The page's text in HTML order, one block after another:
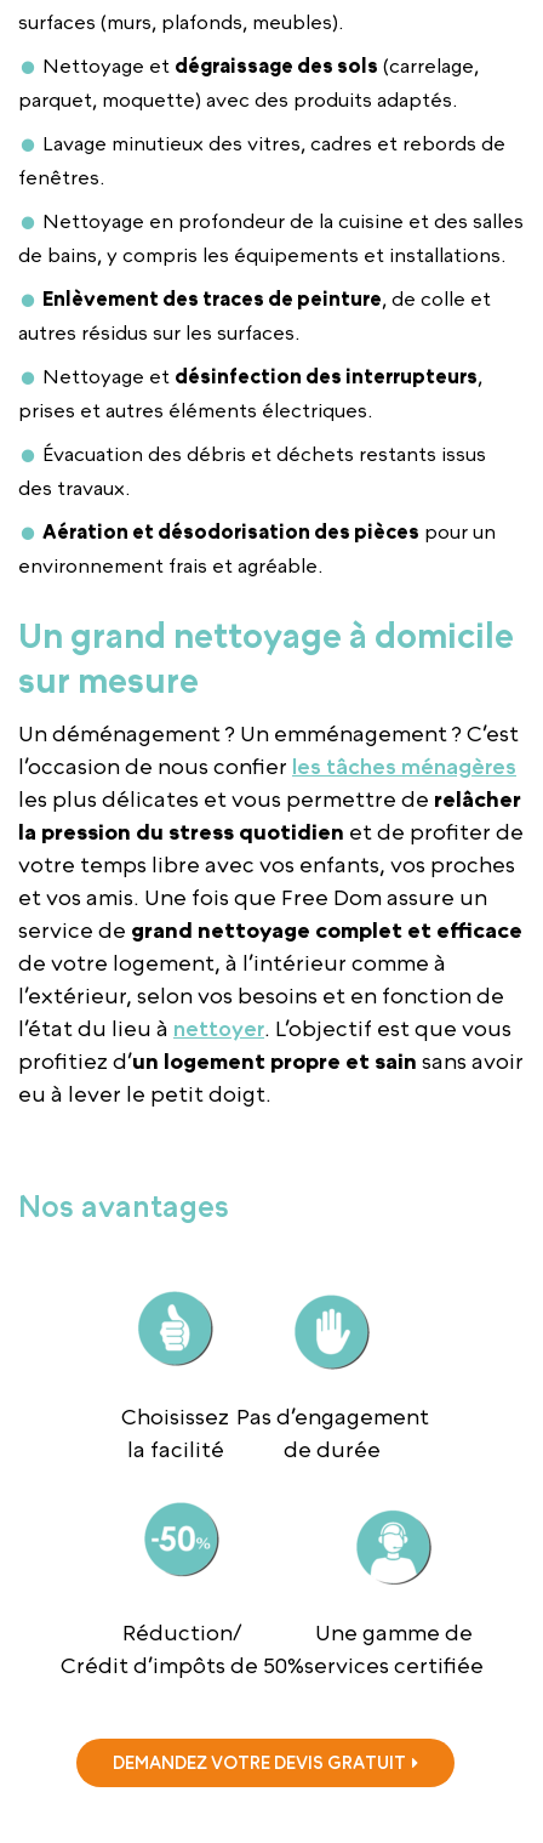
surfaces (murs, plafonds, meubles).
Nettoyage et dégraissage des sols (carrelage,
parquet, moquette) avec des produits adaptés.
Lavage minutieux des vitres, cadres et rebords de
fenêtres.
Nettoyage en profondeur de la cuisine et des salles
de bains, y compris les équipements et installations.
Enlèvement des traces de peinture , de colle et
autres résidus sur les surfaces.
Nettoyage et désinfection des interrupteurs
prises et autres éléments électriques.
Évacuation des débris et déchets restants issus
des travaux.
Aération et désodorisation des pièces pour un
environnement frais et agréable.
Un grand nettoyage à domicile
sur mesure
Un déménagement ? Un emménagement ? C’est
l’occasion de nous confier les tâches ménagères
les plus délicates et vous permettre de relâcher
la pression du stress quotidien et de profiter de
votre temps libre avec vos enfants, vos proches
et vos amis. Une fois que Free Dom assure un
service de grand nettoyage complet et efficace
de votre logement, à l’intérieur comme à
l’extérieur, selon vos besoins et en fonction de
l’état du lieu à nettoyer. L’objectif est que vous
profitiez d’un logement propre et sain sans avoir
eu à lever le petit doigt.
Nos avantages
Choisissez
la facilité
Pas d’engagement
de durée
Réduction/
Crédit d’impôts de 50%
Une gamme de
services certifiée
DEMANDEZ VOTRE DEVIS GRATUIT